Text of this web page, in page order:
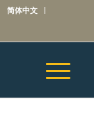
简体中文